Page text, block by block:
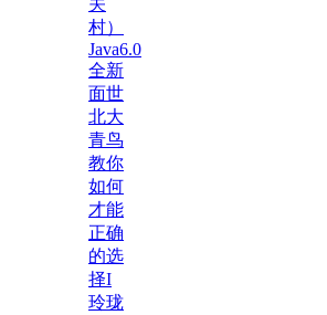
关
村）
Java6.0
全新
面世
北大
青鸟
教你
如何
才能
正确
的选
择I
玲珑